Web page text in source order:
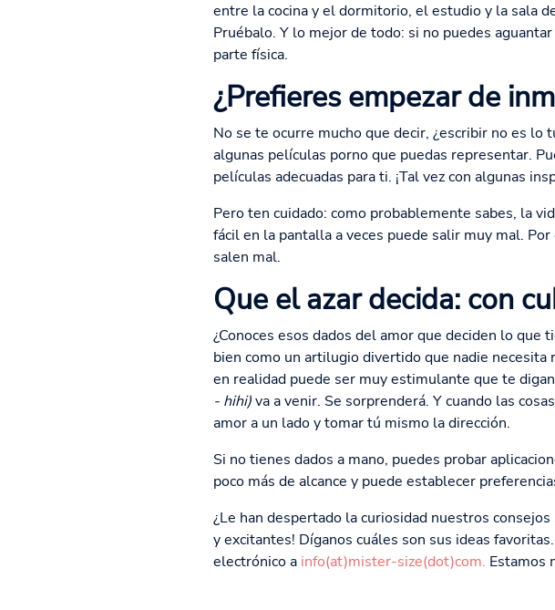
entre la cocina y el dormitorio, el estudio y la sala
Pruébalo. Y lo mejor de todo: si no puedes
parte física.
¿Prefieres empezar de
No se te ocurre mucho que decir, ¿escribir no es
algunas películas porno que puedas representar.
películas adecuadas para ti. ¡Tal vez con algunas
Pero ten cuidado: como probablemente sabes, la
fácil en la pantalla a veces puede salir muy mal.
salen mal.
Que el azar decida: con
¿Conoces esos dados del amor que deciden lo que
bien como un artilugio divertido que nadie
en realidad puede ser muy estimulante que te
- hihi)va a venir. Se sorprenderá. Y cuando las
amor a un lado y tomar tú mismo la dirección.
Si no tienes dados a mano, puedes probar
poco más de alcance y puede establecer
¿Le han despertado la curiosidad nuestros
y excitantes! Díganos cuáles son sus ideas
electrónico a info(at)mister-size(dot)com. Estamos